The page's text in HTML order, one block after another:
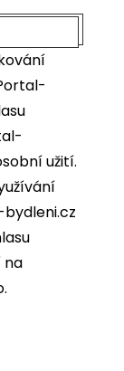
užití.
bydleni.cz
na